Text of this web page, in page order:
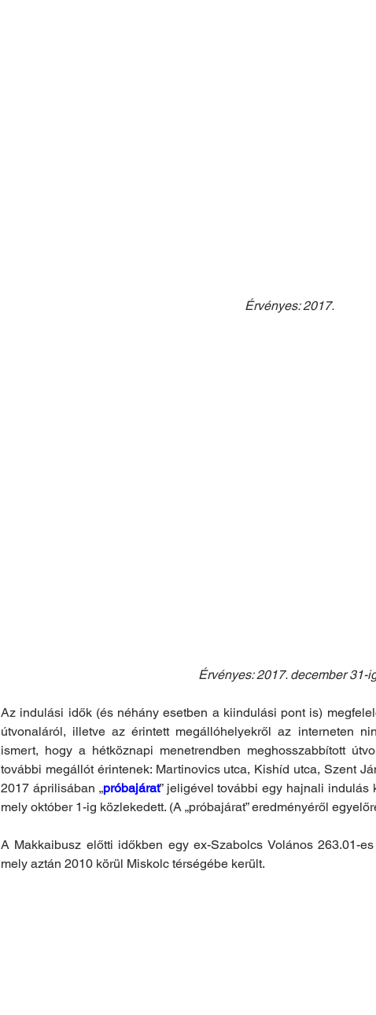
Érvényes: 2017.
Érvényes: 2017. december 31-
Az indulási idők (és néhány esetben a kiindulási pont is)
útvonaláról, illetve az érintett megállóhelyekről az interneten
ismert, hogy a hétköznapi menetrendben meghosszabbított
további megállót érintenek: Martinovics utca, Kishíd utca, Szent
2017 áprilisában „próbajárat” jeligével további egy hajnali indulás
mely október 1-ig közlekedett. (A „próbajárat” eredményéről
A Makkaibusz előtti időkben egy ex-Szabolcs Volános 263.01-
mely aztán 2010 körül Miskolc térségébe került.